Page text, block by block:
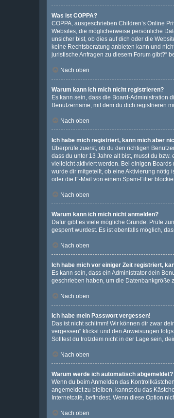
Was ist COPPA?
COPPA, ausgeschrieben Children’s Online
Websites, die möglicherweise persönliche
unsicher bist, ob dies auf dich oder die
keine Rechtsberatung anbieten kann und
juristische Anfragen zu diesem Forum gibt?“
Nach oben
Warum kann ich mich nicht registrieren?
Es kann sein, dass die Board-Administration
Benutzername, mit dem du dich registrieren
Nach oben
Ich habe mich registriert, kann mich aber
Überprüfe zuerst, ob du den richtigen
dass du unter 13 Jahre alt bist, musst du
vielleicht aktiviert werden. Bei einigen
wurde dir mitgeteilt, ob eine Aktivierung nötig
oder die E-Mail von einem Spam-Filter
Nach oben
Warum kann ich mich nicht anmelden?
Dafür gibt es viele mögliche Gründe. Prüfe
gesperrt wurdest. Es ist ebenfalls möglich,
Nach oben
Ich habe mich vor einiger Zeit registriert,
Es kann sein, dass ein Administrator dein
geschrieben haben, um die Datenbankgröße
Nach oben
Ich habe mein Passwort vergessen!
Das ist nicht schlimm! Wir können dir zwar
vergessen“ klickst und den Anweisungen
Solltest du trotzdem nicht in der Lage sein,
Nach oben
Warum werde ich automatisch abgemeldet?
Wenn du beim Anmelden das
angemeldet zu bleiben, kannst du das
Internetcafé, befindest. Wenn diese Option
Nach oben